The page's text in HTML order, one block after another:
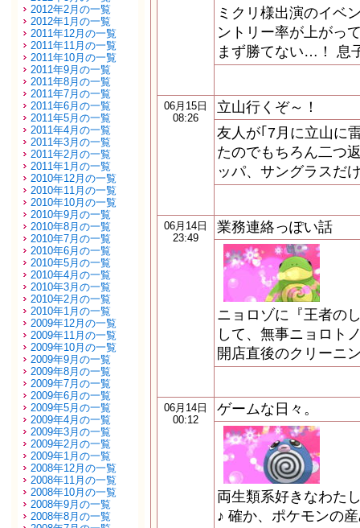
2012年2月の一覧
2012年1月の一覧
2011年12月の一覧
2011年11月の一覧
2011年10月の一覧
2011年9月の一覧
2011年8月の一覧
2011年7月の一覧
2011年6月の一覧
2011年5月の一覧
2011年4月の一覧
2011年3月の一覧
2011年2月の一覧
2011年1月の一覧
2010年12月の一覧
2010年11月の一覧
2010年10月の一覧
2010年9月の一覧
2010年8月の一覧
2010年7月の一覧
2010年6月の一覧
2010年5月の一覧
2010年4月の一覧
2010年3月の一覧
2010年2月の一覧
2010年1月の一覧
2009年12月の一覧
2009年11月の一覧
2009年10月の一覧
2009年9月の一覧
2009年8月の一覧
2009年7月の一覧
2009年6月の一覧
2009年5月の一覧
2009年4月の一覧
2009年3月の一覧
2009年2月の一覧
2009年1月の一覧
2008年12月の一覧
2008年11月の一覧
2008年10月の一覧
2008年9月の一覧
2008年8月の一覧
ミクリ様出演のイベ
ントリー率が上がっ
まず勝てない…！ 息
06月15日
08:26
立山行くぞ～！
友人が｢7月に立山に
たのでもちろん二つ
ッパ、サングラスだ
06月14日
23:49
業務連絡っぽい話
ニョロゾに『王者の
して、無事ニョロト
開店直後のクリーニ
06月14日
00:12
ゲームな日々。
両生類系好きなわた
♪ 確か、ポケモンの